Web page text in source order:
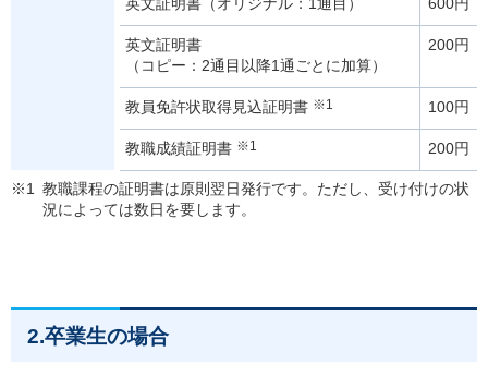
英文証明書
（コピー：2通目以降1通ごとに加算）
200円
教員免許状取得見込証明書 ※1 100円
教職成績証明書 ※1 200円
※1
教職課程の証明書は原則翌日発行です。ただし、受け付けの状
況によっては数日を要します。
2.卒業生の場合